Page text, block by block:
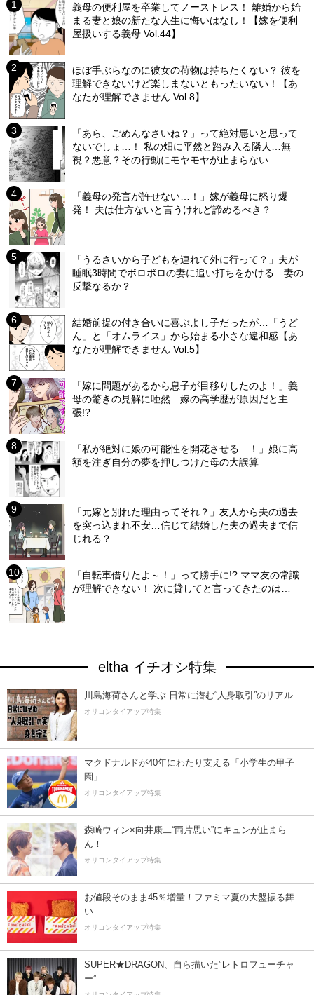
義母の便利屋を卒業してノーストレス！ 離婚から始
まる妻と娘の新たな人生に悔いはなし！【嫁を便利
屋扱いする義母 Vol.44】
ほぼ手ぶらなのに彼女の荷物は持ちたくない？ 彼を
理解できないけど楽しまないともったいない！【あ
なたが理解できません Vol.8】
「あら、ごめんなさいね？」って絶対悪いと思って
ないでしょ…！ 私の畑に平然と踏み入る隣人…無
視？悪意？その行動にモヤモヤが止まらない
「義母の発言が許せない…！」嫁が義母に怒り爆
発！ 夫は仕方ないと言うけれど諦めるべき？
「うるさいから子どもを連れて外に行って？」夫が
睡眠3時間でボロボロの妻に追い打ちをかける…妻の
反撃なるか？
結婚前提の付き合いに喜ぶよし子だったが…「うど
ん」と「オムライス」から始まる小さな違和感【あ
なたが理解できません Vol.5】
「嫁に問題があるから息子が目移りしたのよ！」義
母の驚きの見解に唖然…嫁の高学歴が原因だと主
張!?
「私が絶対に娘の可能性を開花させる…！」娘に高
額を注ぎ自分の夢を押しつけた母の大誤算
「元嫁と別れた理由ってそれ？」友人から夫の過去
を突っ込まれ不安…信じて結婚した夫の過去まで信
じれる？
「自転車借りたよ～！」って勝手に!? ママ友の常識
が理解できない！ 次に貸してと言ってきたのは…
eltha イチオシ特集
川島海荷さんと学ぶ 日常に潜む“人身取引”のリアル
オリコンタイアップ特集
マクドナルドが40年にわたり支える「小学生の甲子
園」
オリコンタイアップ特集
森崎ウィン×向井康二“両片思い”にキュンが止まら
ん！
オリコンタイアップ特集
お値段そのまま45％増量！ファミマ夏の大盤振る舞
い
オリコンタイアップ特集
SUPER★DRAGON、自ら描いた”レトロフューチャ
ー”